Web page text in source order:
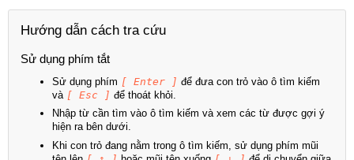
Hướng dẫn cách tra cứu
Sử dụng phím tắt
Sử dụng phím [ Enter ] để đưa con trỏ vào ô tìm kiếm
và [ Esc ] để thoát khỏi.
Nhập từ cần tìm vào ô tìm kiếm và xem các từ được gợi ý
hiện ra bên dưới.
Khi con trỏ đang nằm trong ô tìm kiếm, sử dụng phím mũi